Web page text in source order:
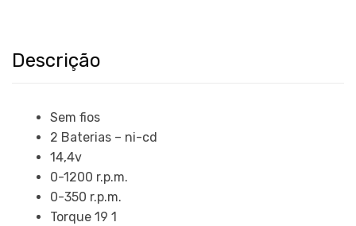
Descrição
Sem fios
2 Baterias – ni-cd
14,4v
0-1200 r.p.m.
0-350 r.p.m.
Torque 19 1